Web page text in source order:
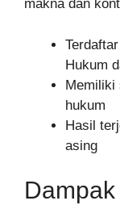
makna dan
Hukum
Memiliki
hukum
Hasil
asing